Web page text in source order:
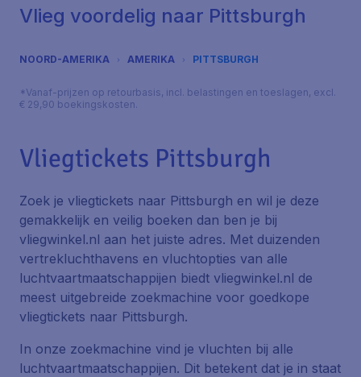
Vlieg voordelig naar Pittsburgh
NOORD-AMERIKA AMERIKA PITTSBURGH
*Vanaf-prijzen op retourbasis, incl. belastingen en toeslagen, excl.
€ 29,90 boekingskosten.
Vliegtickets Pittsburgh
Zoek je vliegtickets naar Pittsburgh en wil je deze
gemakkelijk en veilig boeken dan ben je bij
vliegwinkel.nl aan het juiste adres. Met duizenden
vertrekluchthavens en vluchtopties van alle
luchtvaartmaatschappijen biedt vliegwinkel.nl de
meest uitgebreide zoekmachine voor goedkope
vliegtickets naar Pittsburgh.
In onze zoekmachine vind je vluchten bij alle
luchtvaartmaatschappijen. Dit betekent dat je in staat